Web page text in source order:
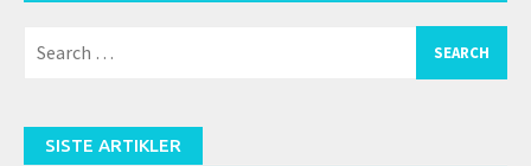
for:
SISTE ARTIKLER